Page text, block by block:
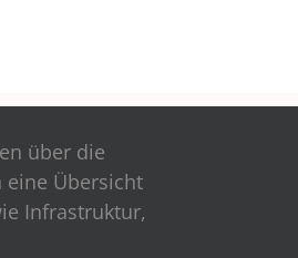
über die
Übersicht
Infrastruktur,